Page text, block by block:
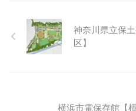
神奈川県立保
区】
横浜市電保存館【